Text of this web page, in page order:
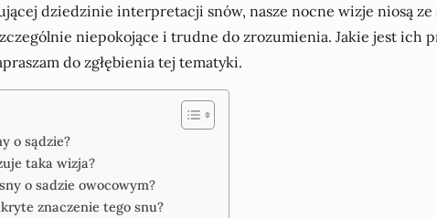
dziedzinie interpretacji snów, nasze nocne wizje niosą
niepokojące i trudne do zrozumienia. Jakie jest
do zgłębienia tej tematyki.
o sądzie?
taka wizja?
o sadzie owocowym?
znaczenie tego snu?